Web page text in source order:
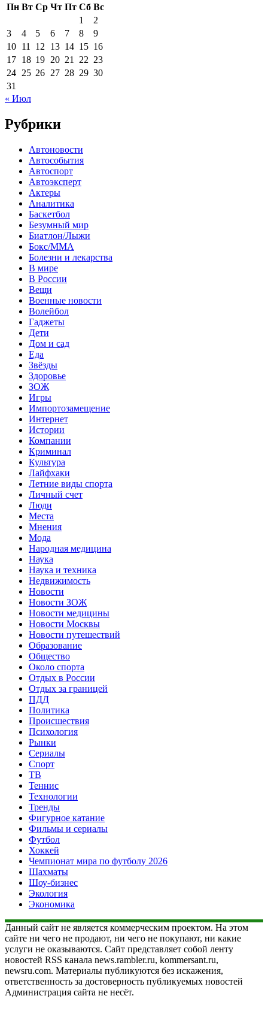
Пн Вт Ср Чт Пт Сб Вс
1
2
3
4 5 6 7 8
9
10 11 12 13 14 15 16
17 18 19 20 21 22 23
24 25 26 27 28 29 30
31
« Июл
Рубрики
Автоновости
Автособытия
Автоспорт
Автоэксперт
Актеры
Аналитика
Баскетбол
Безумный мир
Биатлон/Лыжи
Бокс/MMA
Болезни и лекарства
В мире
В России
Вещи
Военные новости
Волейбол
Гаджеты
Дети
Дом и сад
Еда
Звёзды
Здоровье
ЗОЖ
Игры
Импортозамещение
Интернет
Истории
Компании
Криминал
Культура
Лайфхаки
Летние виды спорта
Личный счет
Люди
Места
Мнения
Мода
Народная медицина
Наука
Наука и техника
Недвижимость
Новости
Новости ЗОЖ
Новости медицины
Новости Москвы
Новости путешествий
Образование
Общество
Около спорта
Отдых в России
Отдых за границей
ПДД
Политика
Происшествия
Психология
Рынки
Сериалы
Спорт
ТВ
Теннис
Технологии
Тренды
Фигурное катание
Фильмы и сериалы
Футбол
Хоккей
Чемпионат мира по футболу 2026
Шахматы
Шоу-бизнес
Экология
Экономика
Данный сайт не является коммерческим проектом. На этом
сайте ни чего не продают, ни чего не покупают, ни какие
услуги не оказываются. Сайт представляет собой ленту
новостей RSS канала news.rambler.ru, kommersant.ru,
newsru.com. Материалы публикуются без искажения,
ответственность за достоверность публикуемых новостей
Администрация сайта не несёт.